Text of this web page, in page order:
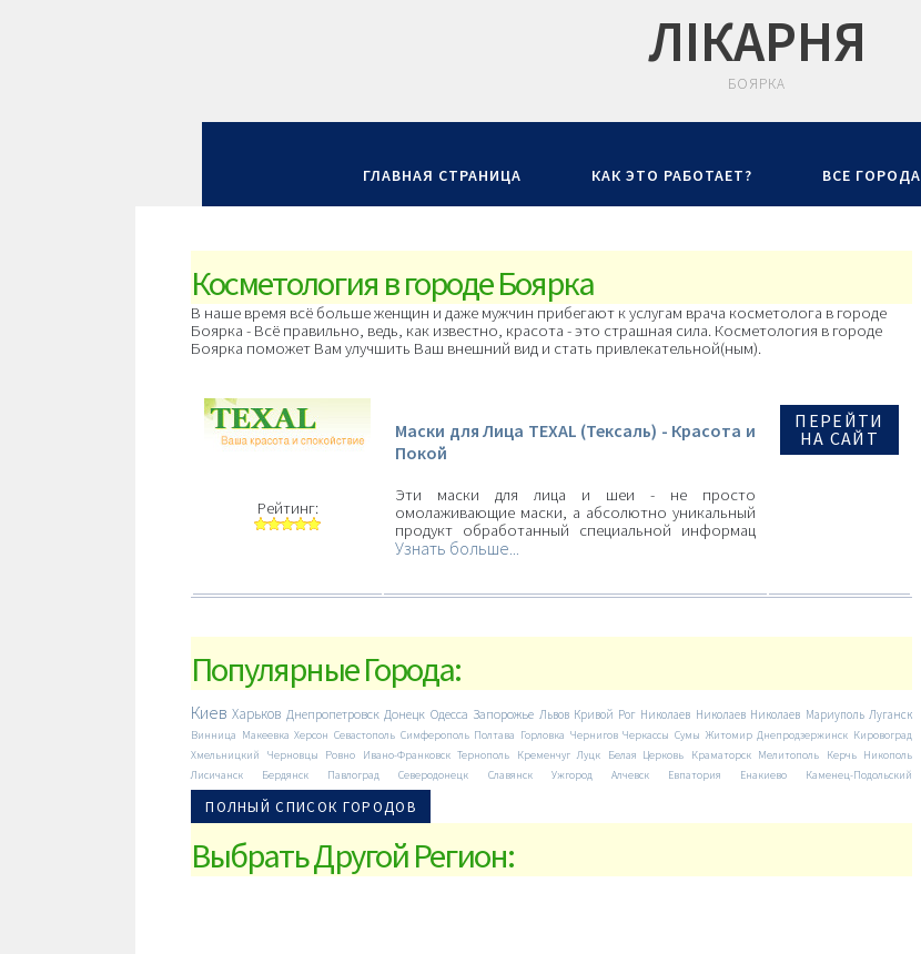
ЛIКАРНЯ
БОЯРКА
ГЛАВНАЯ СТРАНИЦА КАК ЭТО РАБОТАЕТ? ВСЕ ГОРОДА
Косметология в городе Боярка
В наше время всё больше женщин и даже мужчин прибегают к услугам врача косметолога в городе
Боярка - Всё правильно, ведь, как известно, красота - это страшная сила. Косметология в городе
Боярка поможет Вам улучшить Ваш внешний вид и стать привлекательной(ным).
Рейтинг:
Маски для Лица TEXAL (Тексаль) - Красота и
Покой
Эти маски для лица и шеи - не просто
омолаживающие маски, а абсолютно уникальный
продукт обработанный специальной информац
Узнать больше...
ПЕРЕЙТИ
НА САЙТ
Популярные Города:
Киев Харьков Днепропетровск Донецк Одесса Запорожье Львов Кривой Рог Николаев Николаев Николаев Мариуполь Луганск
Винница Макеевка Херсон Севастополь Симферополь Полтава Горловка Чернигов Черкассы Сумы Житомир Днепродзержинск Кировоград
Хмельницкий
Черновцы Ровно Ивано-Франковск Тернополь Кременчуг Луцк Белая Церковь Краматорск Мелитополь Керчь Никополь
Лисичанск
Бердянск Павлоград Северодонецк Славянск Ужгород Алчевск Евпатория Енакиево Каменец-Подольский
ПОЛНЫЙ СПИСОК ГОРОДОВ
Выбрать Другой Регион: